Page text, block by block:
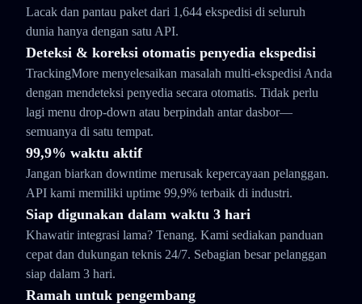
Lacak dan pantau paket dari 1,644 ekspedisi di seluruh
dunia hanya dengan satu API.
Deteksi & koreksi otomatis penyedia ekspedisi
TrackingMore menyelesaikan masalah multi-ekspedisi Anda
dengan mendeteksi penyedia secara otomatis. Tidak perlu
lagi menu drop-down atau berpindah antar dasbor—
semuanya di satu tempat.
99,9% waktu aktif
Jangan biarkan downtime merusak kepercayaan pelanggan.
API kami memiliki uptime 99,9% terbaik di industri.
Siap digunakan dalam waktu 3 hari
Khawatir integrasi lama? Tenang. Kami sediakan panduan
cepat dan dukungan teknis 24/7. Sebagian besar pelanggan
siap dalam 3 hari.
Ramah untuk pengembang